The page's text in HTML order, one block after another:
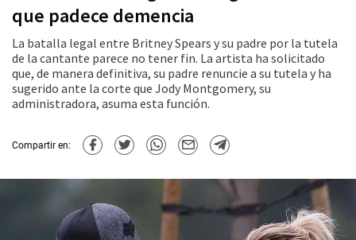
que padece demencia
La batalla legal entre Britney Spears y su padre por la tutela
de la cantante parece no tener fin. La artista ha solicitado
que, de manera definitiva, su padre renuncie a su tutela y ha
sugerido ante la corte que Jody Montgomery, su
administradora, asuma esta función.
Compartir en: